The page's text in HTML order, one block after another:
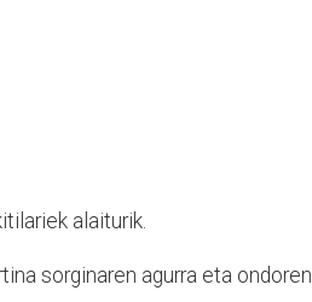
alaiturik.
sorginaren agurra eta ondoren